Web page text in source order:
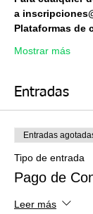
a
Plataformas de
Mostrar más
Entradas
Entradas
Tipo de entrada
Pago de
Leer más